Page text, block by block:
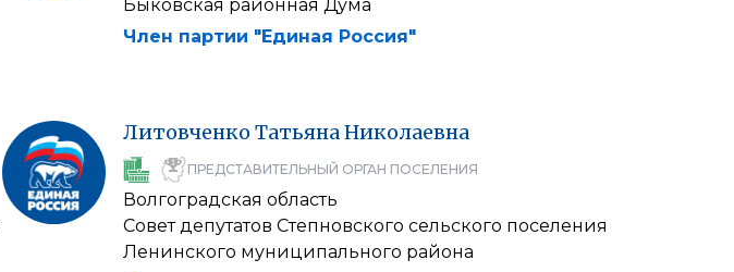
Быковская районная Дума
Член партии "Единая Россия"
Литовченко ТатьянаНиколаевна
ПРЕДСТАВИТЕЛЬНЫЙ ОРГАН ПОСЕЛЕНИЯ
Волгоградская область
Совет депутатов Степновского сельского поселения
Ленинского муниципального района